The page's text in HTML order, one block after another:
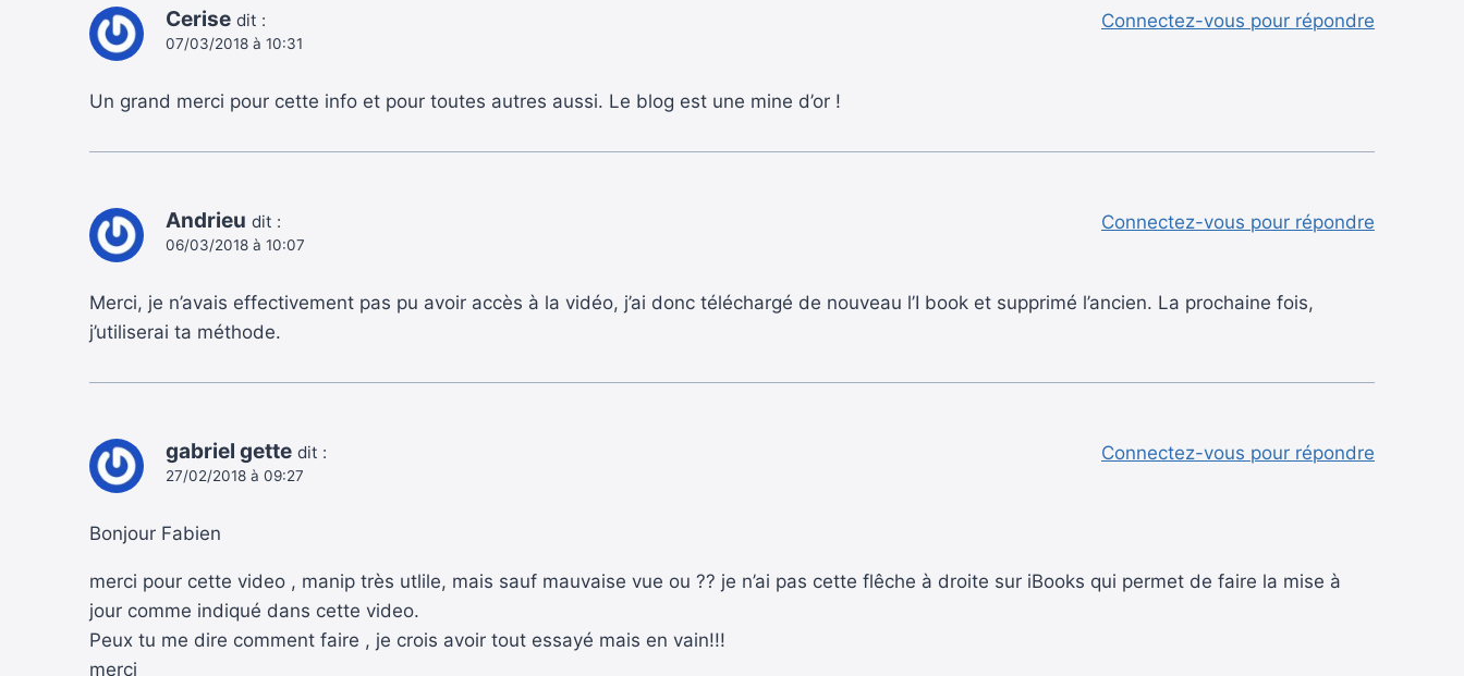
Cerise dit :
07/03/2018 à 10:31
Un grand merci pour cette info et pour toutes autres aussi. Le blog est une mine d’or !
Connectez-vous pour répondre
Andrieu dit :
06/03/2018 à 10:07
Merci, je n’avais effectivement pas pu avoir accès à la vidéo, j’ai donc téléchargé de nouveau l’I book et supprimé l’ancien. La prochaine fois,
j’utiliserai ta méthode.
Connectez-vous pour répondre
gabriel gette dit :
27/02/2018 à 09:27
Bonjour Fabien
merci pour cette video , manip très utlile, mais sauf mauvaise vue ou ?? je n’ai pas cette flêche à droite sur iBooks qui permet de faire la mise à
jour comme indiqué dans cette video.
Peux tu me dire comment faire , je crois avoir tout essayé mais en vain!!!
merci
Connectez-vous pour répondre